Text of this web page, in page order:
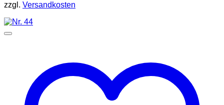
zzgl. Versandkosten